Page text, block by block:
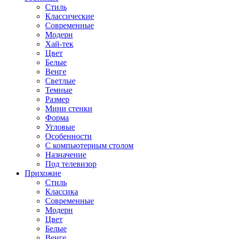
Стиль
Классические
Современные
Модерн
Хай-тек
Цвет
Белые
Венге
Светлые
Темные
Размер
Мини стенки
Форма
Угловые
Особенности
С компьютерным столом
Назначение
Под телевизор
Прихожие
Стиль
Классика
Современные
Модерн
Цвет
Белые